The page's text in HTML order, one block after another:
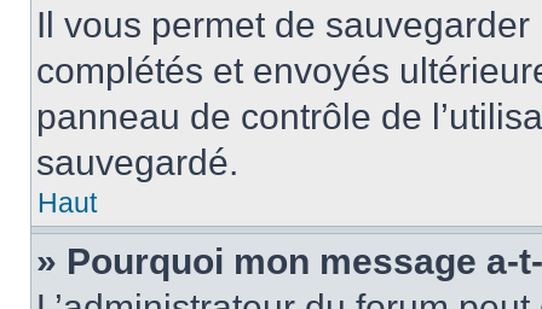
Il vous permet de
complétés et envoyés
panneau de contrôle de
sauvegardé.
Haut
» Pourquoi mon message a-